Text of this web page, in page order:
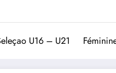
Trivela
L'actualité du football
U16 – U21